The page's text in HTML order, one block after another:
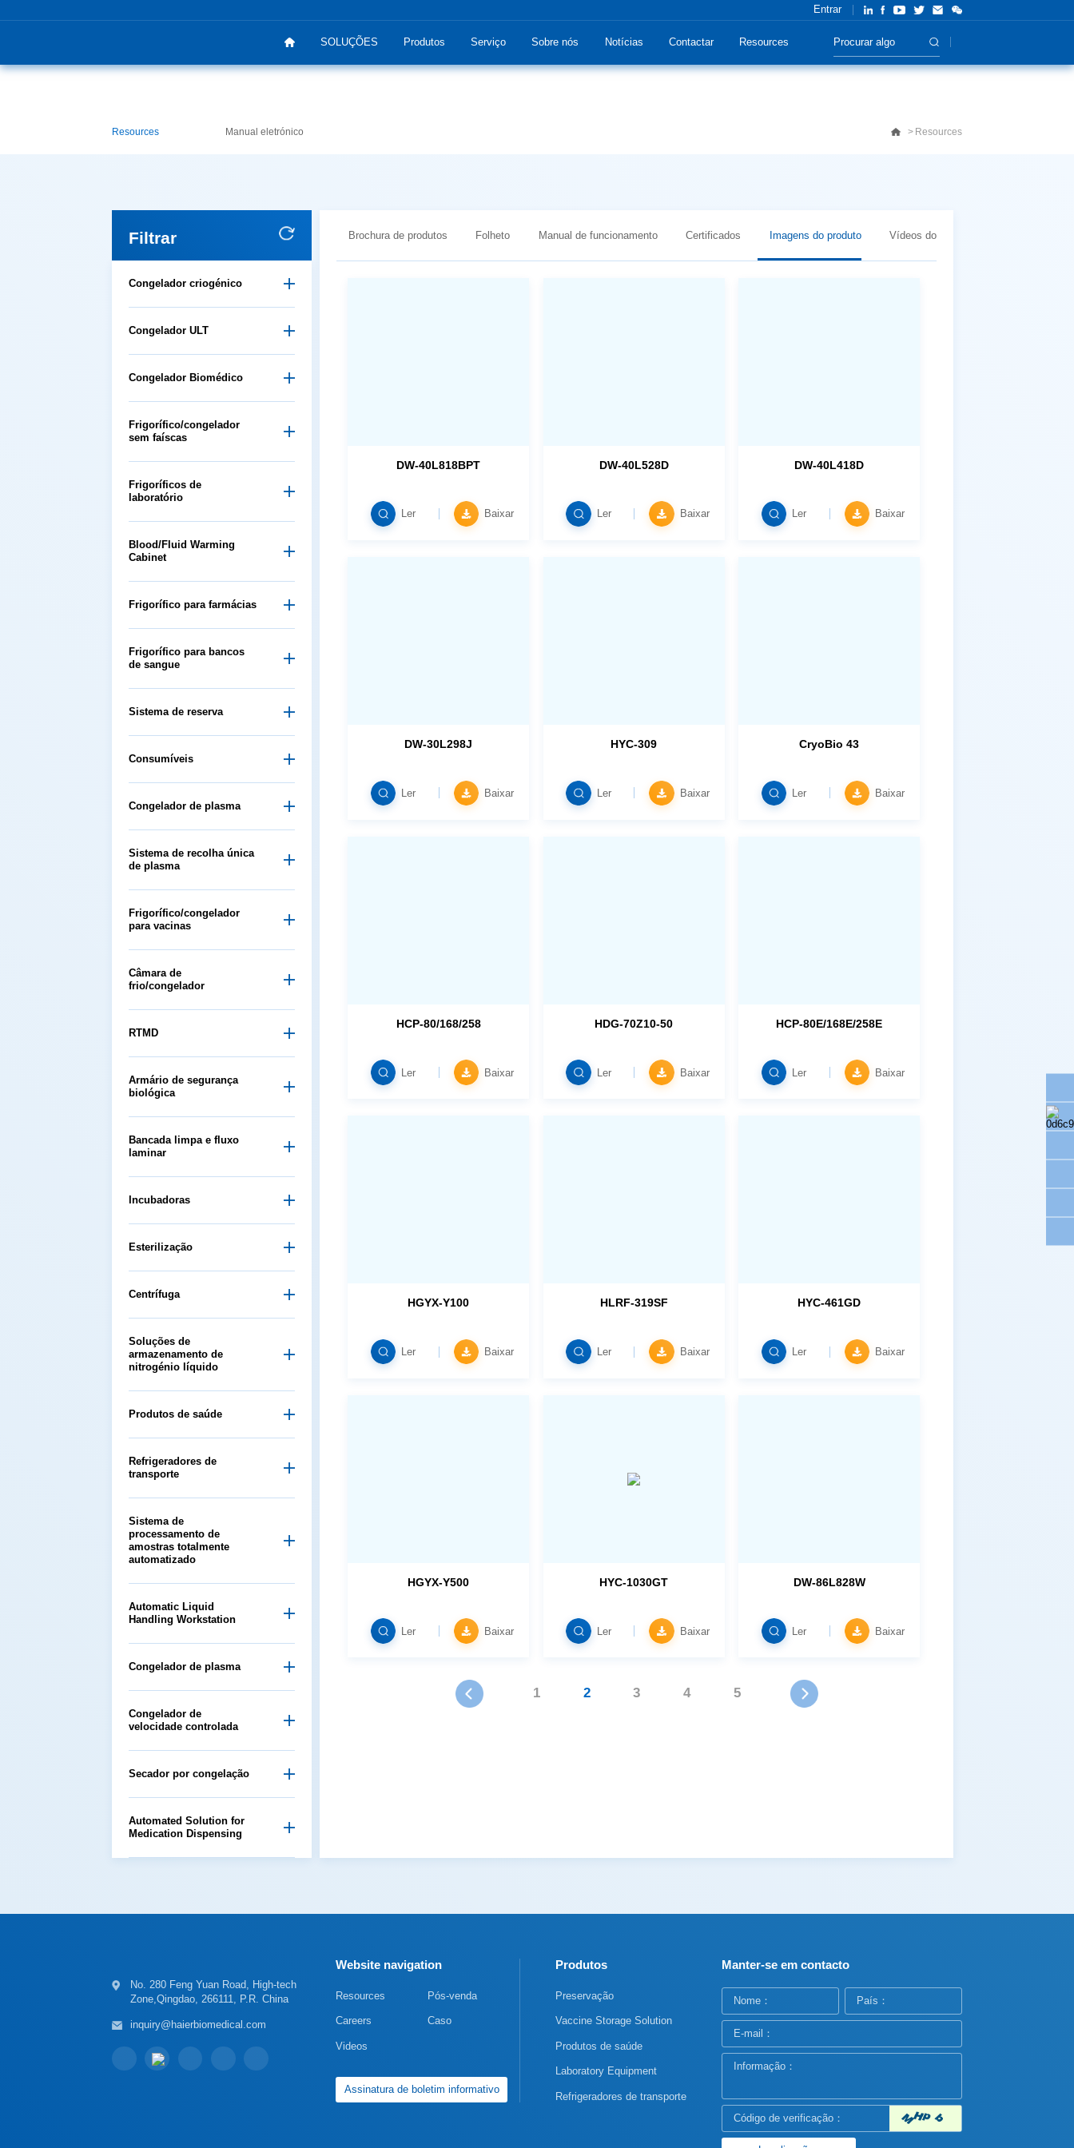
SOLUÇÕES Produtos Serviço Sobre nós Notícias Contactar Resources
Entrar
Resources Manual eletrónico Resources
Filtrar
Congelador criogénico
Congelador ULT
Congelador Biomédico
sem faíscas
laboratório
Cabinet
Frigorífico para farmácias
de sangue
Sistema de reserva
Consumíveis
Congelador de plasma
de plasma
para vacinas
frio/congelador
RTMD
biológica
laminar
Incubadoras
Esterilização
Centrífuga
nitrogénio líquido
Produtos de saúde
transporte
automatizado
Handling Workstation
Congelador de plasma
velocidade controlada
Secador por congelação
Medication Dispensing
Brochura de produtos Folheto Manual de funcionamento Certificados Imagens do produto Vídeos do produto
DW-40L818BPT
Ler Baixar
DW-40L528D
Ler Baixar
DW-40L418D
Ler Baixar
DW-30L298J
Ler Baixar
HYC-309
Ler Baixar
CryoBio 43
Ler Baixar
HCP-80/168/258
Ler Baixar
HDG-70Z10-50
Ler Baixar
HCP-80E/168E/258E
Ler Baixar
HGYX-Y100
Ler Baixar
HLRF-319SF
Ler Baixar
HYC-461GD
Ler Baixar
HGYX-Y500
Ler Baixar
HYC-1030GT
Ler Baixar
DW-86L828W
Ler Baixar
1 2 3 4 5
Zone,Qingdao, 266111, P.R. China
inquiry@haierbiomedical.com
Website navigation
Resources Pós-venda
Careers Caso
Videos
Assinatura de boletim informativo
Produtos
Preservação
Vaccine Storage Solution
Produtos de saúde
Laboratory Equipment
Refrigeradores de transporte
Manter-se em contacto